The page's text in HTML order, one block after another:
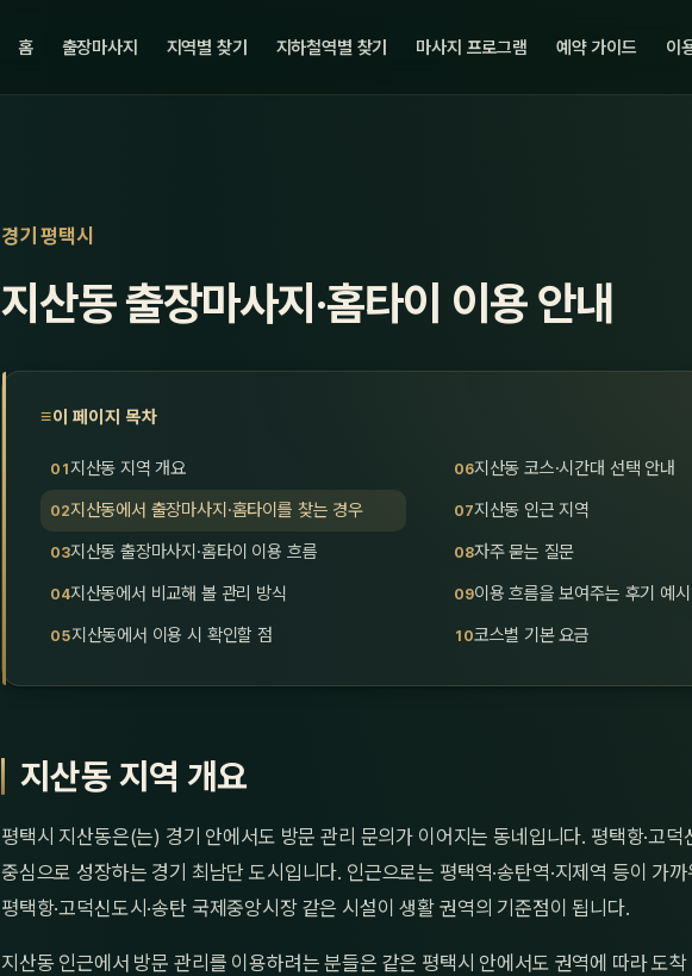
홈 출장마사지 지역별 찾기 지하철역별 찾기 마사지 프로그램 예약 가이드 이
경기 평택시
지산동 출장마사지·홈타이 이용 안내
이 페이지 목차
지산동 지역 개요
지산동에서 출장마사지·홈타이를 찾는 경우
지산동 출장마사지·홈타이 이용 흐름
지산동에서 비교해 볼 관리 방식
지산동에서 이용 시 확인할 점
지산동 코스·시간대 선택 안내
지산동 인근 지역
자주 묻는 질문
이용 흐름을 보여주는 후기 예시
코스별 기본 요금
지산동 지역 개요
평택시 지산동은(는) 경기 안에서도 방문 관리 문의가 이어지는 동네입니다. 평택항·고덕
중심으로 성장하는 경기 최남단 도시입니다. 인근으로는 평택역·송탄역·지제역 등이 가
평택항·고덕신도시·송탄 국제중앙시장 같은 시설이 생활 권역의 기준점이 됩니다.
지산동 인근에서 방문 관리를 이용하려는 분들은 같은 평택시 안에서도 권역에 따라 도